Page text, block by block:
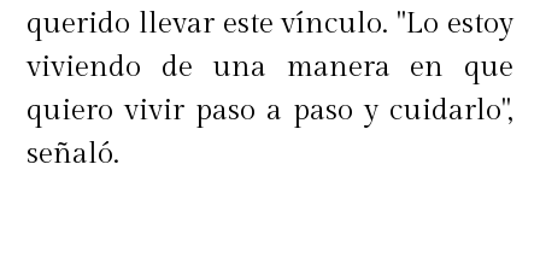
querido llevar este vínculo. "Lo estoy
viviendo de una manera en que
quiero vivir paso a paso y cuidarlo",
señaló.